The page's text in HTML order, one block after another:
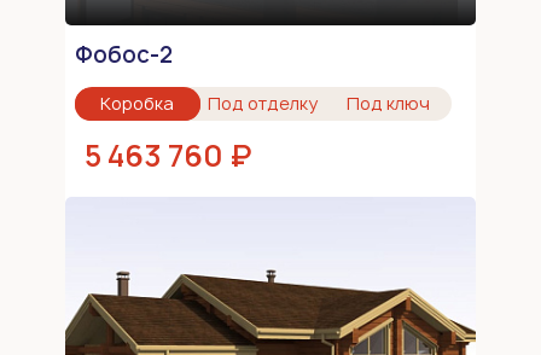
Фобос-2
Коробка Под отделку Под ключ
5 463 760 ₽